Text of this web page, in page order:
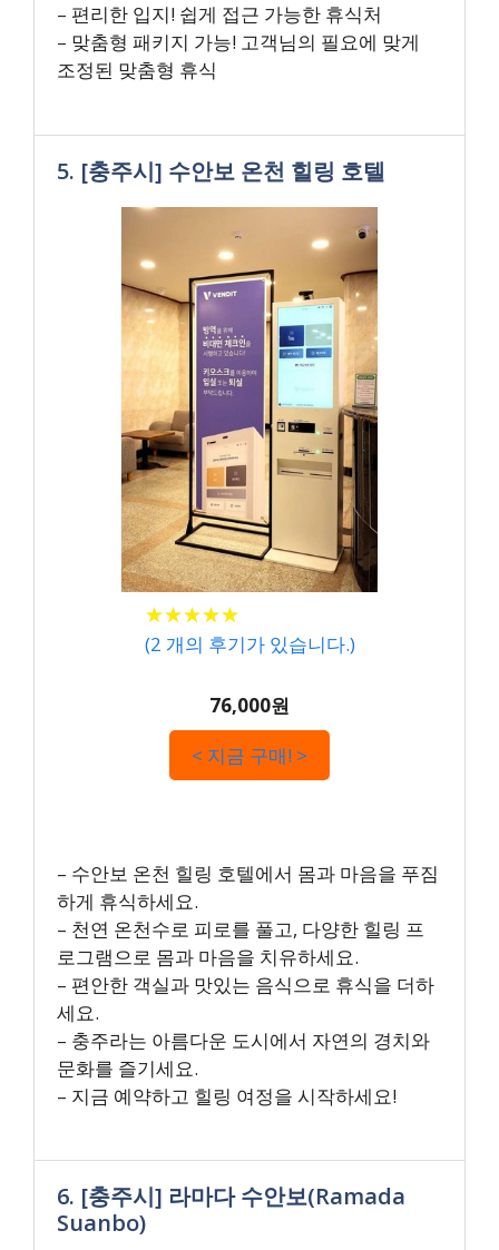
– 편리한 입지! 쉽게 접근 가능한 휴식처
– 맞춤형 패키지 가능! 고객님의 필요에 맞게
조정된 맞춤형 휴식
5. [충주시] 수안보 온천 힐링 호텔
★★★★★
★★★★★
(2 개의 후기가 있습니다.)
76,000원
< 지금 구매! >
– 수안보 온천 힐링 호텔에서 몸과 마음을 푸짐
하게 휴식하세요.
– 천연 온천수로 피로를 풀고, 다양한 힐링 프
로그램으로 몸과 마음을 치유하세요.
– 편안한 객실과 맛있는 음식으로 휴식을 더하
세요.
– 충주라는 아름다운 도시에서 자연의 경치와
문화를 즐기세요.
– 지금 예약하고 힐링 여정을 시작하세요!
6. [충주시] 라마다 수안보(Ramada
Suanbo)